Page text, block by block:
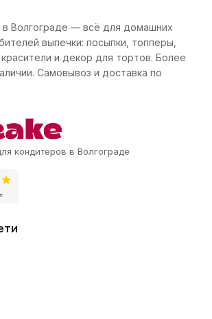
в Волгограде — всё для домашних
выпечки: посыпки, топперы,
и декор для тортов. Более
Самовывоз и доставка по
кондитеров в Волгограде